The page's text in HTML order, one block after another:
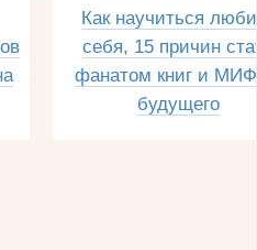
Как научиться
себя, 15 причин
фанатом книг и
будущего